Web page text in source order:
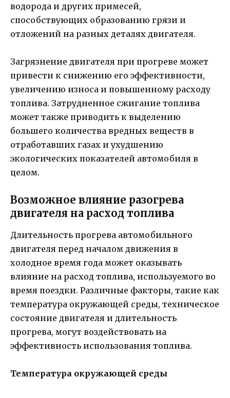
водорода и других примесей,
способствующих образованию грязи и
отложений на разных деталях двигателя.
Загрязнение двигателя при прогреве может
привести к снижению его эффективности,
увеличению износа и повышенному расходу
топлива. Затрудненное сжигание топлива
может также приводить к выделению
большего количества вредных веществ в
отработавших газах и ухудшению
экологических показателей автомобиля в
целом.
Возможное влияние разогрева
двигателя на расход топлива
Длительность прогрева автомобильного
двигателя перед началом движения в
холодное время года может оказывать
влияние на расход топлива, используемого во
время поездки. Различные факторы, такие как
температура окружающей среды, техническое
состояние двигателя и длительность
прогрева, могут воздействовать на
эффективность использования топлива.
Температура окружающей среды